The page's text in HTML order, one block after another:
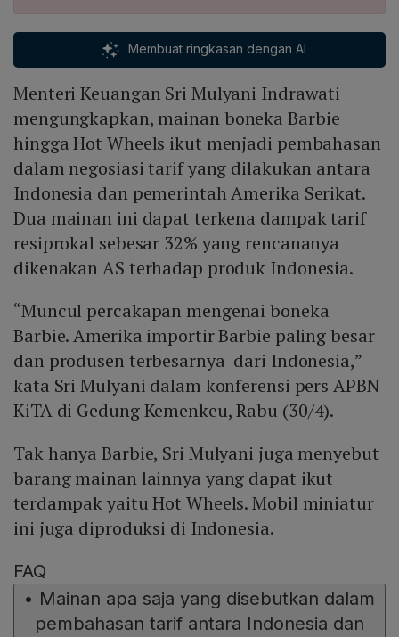
Membuat ringkasan dengan AI
Menteri Keuangan Sri Mulyani Indrawati
mengungkapkan, mainan boneka Barbie
hingga Hot Wheels ikut menjadi pembahasan
dalam negosiasi tarif yang dilakukan antara
Indonesia dan pemerintah Amerika Serikat.
Dua mainan ini dapat terkena dampak tarif
resiprokal sebesar 32% yang rencananya
dikenakan AS terhadap produk Indonesia.
“Muncul percakapan mengenai boneka
Barbie. Amerika importir Barbie paling besar
dan produsen terbesarnya dari Indonesia,”
kata Sri Mulyani dalam konferensi pers APBN
KiTA di Gedung Kemenkeu, Rabu (30/4).
Tak hanya Barbie, Sri Mulyani juga menyebut
barang mainan lainnya yang dapat ikut
terdampak yaitu Hot Wheels. Mobil miniatur
ini juga diproduksi di Indonesia.
FAQ
• Mainan apa saja yang disebutkan dalam
pembahasan tarif antara Indonesia dan